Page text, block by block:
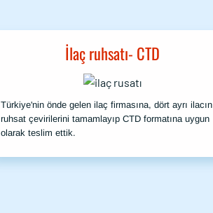
İlaç ruhsatı- CTD
Türkiye'nin önde gelen ilaç firmasına, dört ayrı ilacın
ruhsat çevirilerini tamamlayıp CTD formatına uygun
olarak teslim ettik.